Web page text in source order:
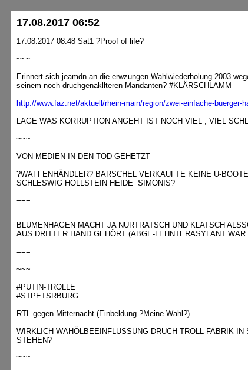
17.08.2017 06:52
17.08.2017 08.48 Sat1 ?Proof of life?
~~~
Erinnert sich jeamdn an die erwzungen Wahlwiederholung 2003
seinem noch druchgenakllteren Mandanten? #KLÄRSCHLAMM
http://www.faz.net/aktuell/rhein-main/region/zwei-einfache-buerger-
LAGE WAS KORRUPTION ANGEHT IST NOCH VIEL , VIEL
~~~
VON MEDIEN IN DEN TOD GEHETZT
?WAFFENHÄNDLER? BARSCHEL VERKAUFTE KEINE U-
SCHLESWIG HOLLSTEIN HEIDE SIMONIS?
===
BLUMENHAGEN MACHT JA NURTRATSCH UND KLATSCH
AUS DRITTER HAND GEHÖRT (ABGE-LEHNTERASYLANT
===
~~~
#PUTIN-TROLLE
#STPETSRBURG
RTL gegen Mitternacht (Einbeldung ?Meine Wahl?)
WIRKLICH WAHÖLBEEINFLUSSUNG DRUCH TROLL-FABRIK
STEHEN?
~~~